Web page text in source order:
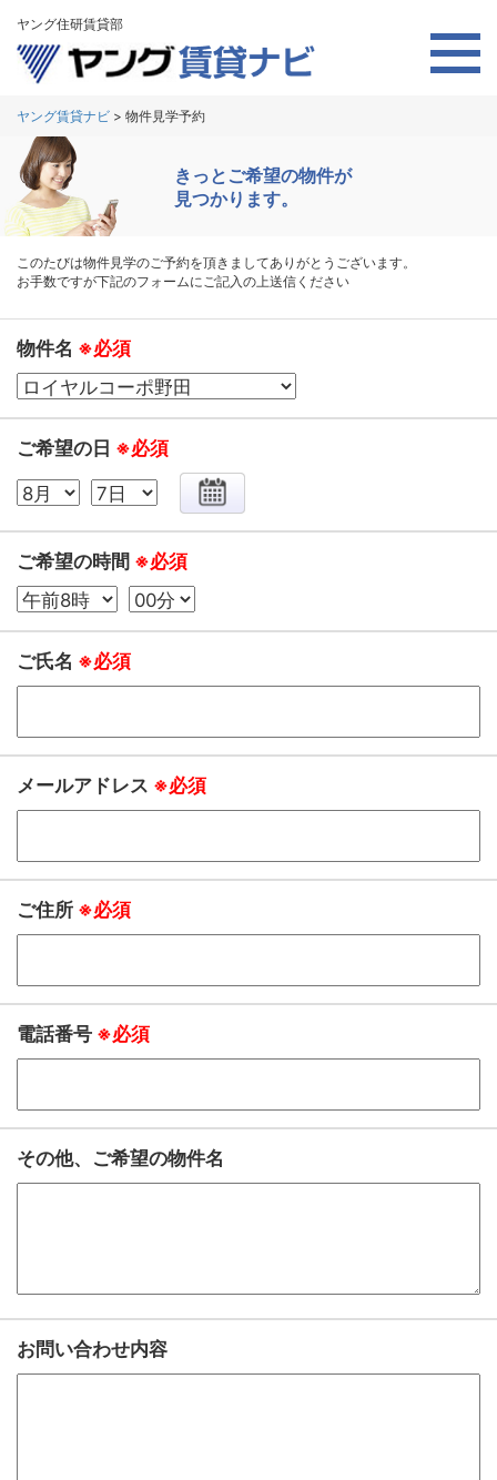
ヤング住研賃貸部
ヤング賃貸ナビ > 物件見学予約
きっとご希望の物件が
見つかります。
このたびは物件見学のご予約を頂きましてありがとうございます。
お手数ですが下記のフォームにご記入の上送信ください
物件名 ※必須
ご希望の日 ※必須
ご希望の時間 ※必須
ご氏名 ※必須
メールアドレス ※必須
ご住所 ※必須
電話番号 ※必須
その他、ご希望の物件名
お問い合わせ内容